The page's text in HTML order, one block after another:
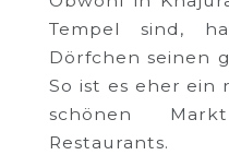
Tempel sind,
Dörfchen seinen
So ist es eher ein
schönen
Restaurants.